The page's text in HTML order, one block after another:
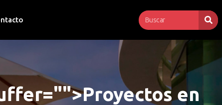
">Proyectos en